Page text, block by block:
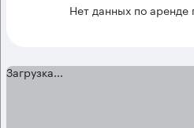
Нет данных по
Загрузка...